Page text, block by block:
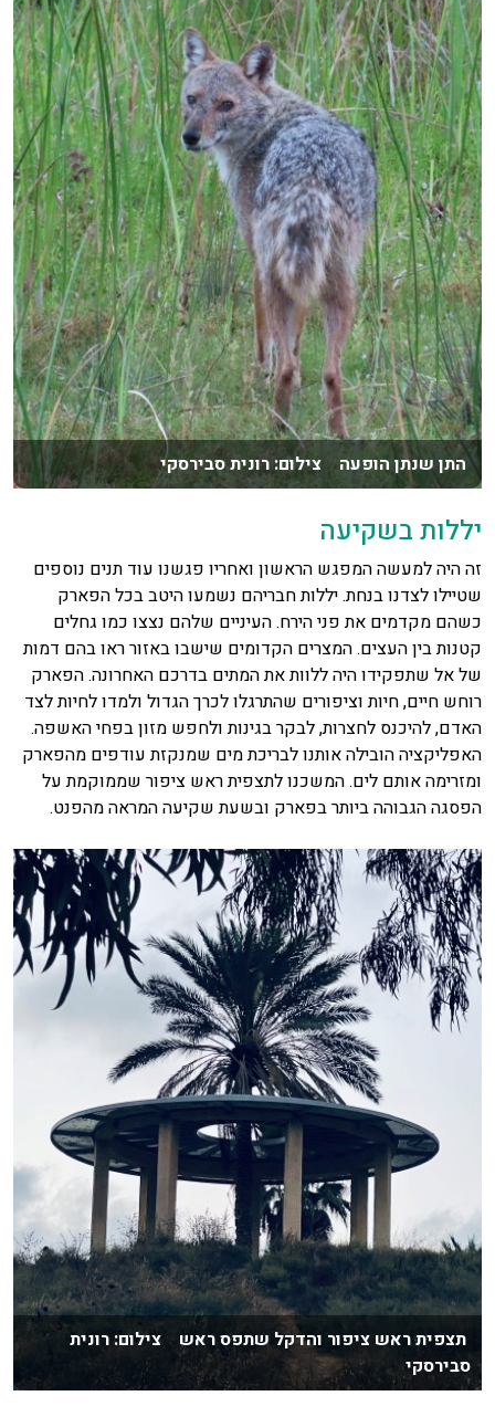
התן שנתן הופעה צילום: רונית סבירסקי
יללות בשקיעה
זה היה למעשה המפגש הראשון ואחריו פגשנו עוד תנים נוספים
שטיילו לצדנו בנחת. יללות חבריהם נשמעו היטב בכל הפארק
כשהם מקדמים את פני הירח. העיניים שלהם נצצו כמו גחלים
קטנות בין העצים. המצרים הקדומים שישבו באזור ראו בהם דמות
של אל שתפקידו היה ללוות את המתים בדרכם האחרונה. הפארק
רוחש חיים, חיות וציפורים שהתרגלו לכרך הגדול ולמדו לחיות לצד
האדם, להיכנס לחצרות, לבקר בגינות ולחפש מזון בפחי האשפה.
האפליקציה הובילה אותנו לבריכת מים שמנקזת עודפים מהפארק
ומזרימה אותם לים. המשכנו לתצפית ראש ציפור שממוקמת על
הפסגה הגבוהה ביותר בפארק ובשעת שקיעה המראה מהפנט.
תצפית ראש ציפור והדקל שתפס ראש צילום: רונית
סבירסקי